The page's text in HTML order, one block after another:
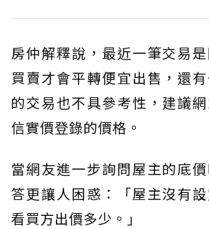
房仲解釋說，最近一筆交易
買賣才會平轉便宜出售，還
的交易也不具參考性，建議
信實價登錄的價格。
當網友進一步詢問屋主的底
答更讓人困惑：「屋主沒有
看買方出價多少。」